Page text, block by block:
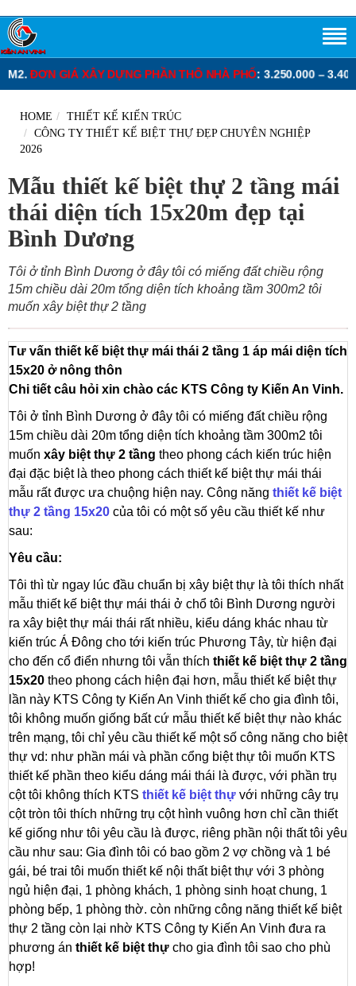
PHẦN THÔ NHÀ PHỐ: 3.250.000 – 3.400.000 VNĐ/M2.ĐƠN
HOME
THIẾT KẾ KIẾN TRÚC
CÔNG TY THIẾT KẾ BIỆT THỰ ĐẸP CHUYÊN NGHIỆP
2026
Mẫu thiết kế biệt thự 2 tầng mái
thái diện tích 15x20m đẹp tại
Bình Dương
Tôi ở tỉnh Bình Dương ở đây tôi có miếng đất chiều rộng
15m chiều dài 20m tổng diện tích khoảng tầm 300m2 tôi
muốn xây biệt thự 2 tầng
Tư vấn thiết kế biệt thự mái thái 2 tầng 1 áp mái diện tích
15x20 ở nông thôn
Chi tiết câu hỏi xin chào các KTS Công ty Kiến An Vinh.
Tôi ở tỉnh Bình Dương ở đây tôi có miếng đất chiều rộng
15m chiều dài 20m tổng diện tích khoảng tầm 300m2 tôi
muốn xây biệt thự 2 tầng theo phong cách kiến trúc hiện
đại đặc biệt là theo phong cách thiết kế biệt thự mái thái
mẫu rất được ưa chuộng hiện nay. Công năng thiết kế biệt
thự 2 tầng 15x20 của tôi có một số yêu cầu thiết kế như
sau:
Yêu cầu:
Tôi thì từ ngay lúc đầu chuẩn bị xây biệt thự là tôi thích nhất
mẫu thiết kế biệt thự mái thái ở chổ tôi Bình Dương người
ra xây biệt thự mái thái rất nhiều, kiểu dáng khác nhau từ
kiến trúc Á Đông cho tới kiến trúc Phương Tây, từ hiện đại
cho đến cổ điển nhưng tôi vẫn thích thiết kế biệt thự 2 tầng
15x20 theo phong cách hiện đại hơn, mẫu thiết kế biệt thự
lần này KTS Công ty Kiến An Vinh thiết kế cho gia đình tôi,
tôi không muốn giống bất cứ mẫu thiết kế biệt thự nào khác
trên mạng, tôi chỉ yêu cầu thiết kế một số công năng cho biệt
thự vd: như phần mái và phần cổng biệt thự tôi muốn KTS
thiết kế phần theo kiểu dáng mái thái là được, với phần trụ
cột tôi không thích KTS thiết kế biệt thự với những cây trụ
cột tròn tôi thích những trụ cột hình vuông hơn chỉ cần thiết
kế giống như tôi yêu cầu là được, riêng phần nội thất tôi yêu
cầu như sau: Gia đình tôi có bao gồm 2 vợ chồng và 1 bé
gái, bé trai tôi muốn thiết kế nội thất biệt thự với 3 phòng
ngủ hiện đại, 1 phòng khách, 1 phòng sinh hoạt chung, 1
phòng bếp, 1 phòng thờ. còn những công năng thiết kế biệt
thự 2 tầng còn lại nhờ KTS Công ty Kiến An Vinh đưa ra
phương án thiết kế biệt thự cho gia đình tôi sao cho phù
hợp!